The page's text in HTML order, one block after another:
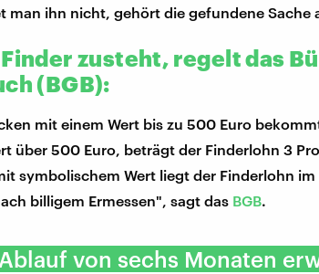
man ihn nicht, gehört die gefundene Sache
Finder zusteht, regelt das
(BGB):
mit einem Wert bis zu 500 Euro
über 500 Euro, beträgt der Finderlohn 3
symbolischem Wert liegt der Finderlohn im
billigem Ermessen", sagt das BGB.
von sechs Monaten